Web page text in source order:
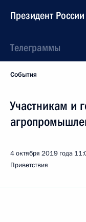
Президент России
Телеграммы
События
Участникам и
4 октября 2019 года
Приветствия